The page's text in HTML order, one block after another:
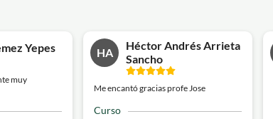
Yepes
muy
HA
Héctor Andrés Arrieta
Sancho
Me encantó gracias profe Jose
Curso